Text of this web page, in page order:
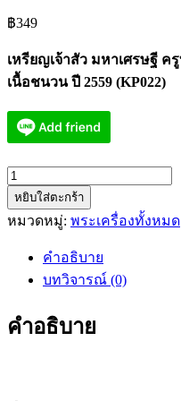
฿349
เหรียญเจ้าสัว มหาเศรษฐี
เนื้อชนวน ปี 2559 (KP022)
จำนวน
เจ้า
สัว
เศรษฐี
ฤษณะ
หยิบใส่ตะกร้า
หมวดหมู่: พระเครื่องทั้งหมด
คำอธิบาย
บทวิจารณ์ (0)
คำอธิบาย